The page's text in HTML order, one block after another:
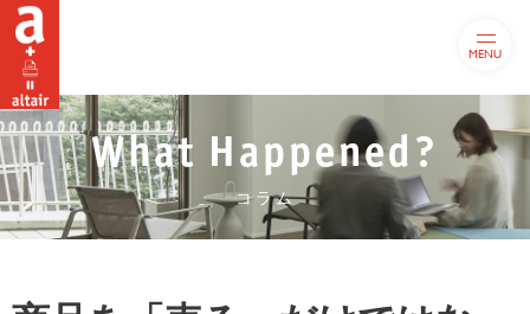
MENU
What Happened?
コラム